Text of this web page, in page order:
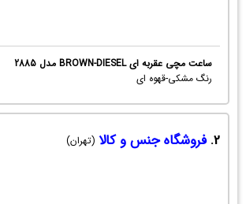
ساعت مچی عقربه ای BROWN-DIESEL مدل 2885
رنگ مشکی-قهوه‌ ای
2. فروشگاه جنس و کالا (تهران)